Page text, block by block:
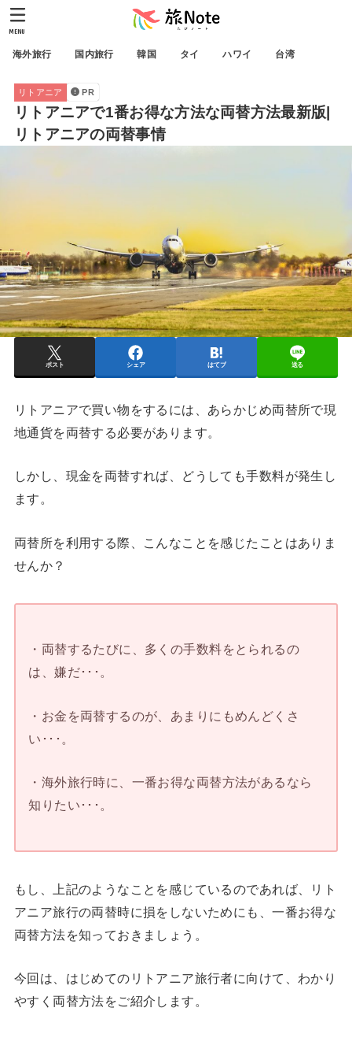
海外旅行 国内旅行 韓国 タイ ハワイ 台湾
MENU
リトアニア PR
リトアニアで1番お得な方法な両替方法最新版|
リトアニアの両替事情
ポスト シェア はてブ 送る
リトアニアで買い物をするには、あらかじめ両替所で現
地通貨を両替する必要があります。
しかし、現金を両替すれば、どうしても手数料が発生し
ます。
両替所を利用する際、こんなことを感じたことはありま
せんか？
・両替するたびに、多くの手数料をとられるの
は、嫌だ･･･。
・お金を両替するのが、あまりにもめんどくさ
い･･･。
・海外旅行時に、一番お得な両替方法があるなら
知りたい･･･。
もし、上記のようなことを感じているのであれば、リト
アニア旅行の両替時に損をしないためにも、一番お得な
両替方法を知っておきましょう。
今回は、はじめてのリトアニア旅行者に向けて、わかり
やすく両替方法をご紹介します。